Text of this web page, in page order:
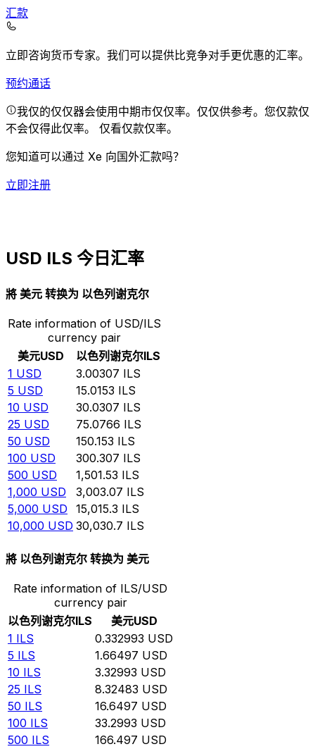
汇款
立即咨询货币专家。 我们可以提供比竞争对手更优惠的汇率。
预约通话
我仅的仅仅器会使用中期市仅仅率。仅仅供参考。您仅款仅
不会仅得此仅率。 仅看仅款仅率。
您知道可以通过 Xe 向国外汇款吗？
立即注册
USD ILS 今日汇率
將 美元 转换为 以色列谢克尔
Rate information of USD/ILS
currency pair
美元USD 以色列谢克尔ILS
1 USD 3.00307 ILS
5 USD 15.0153 ILS
10 USD 30.0307 ILS
25 USD 75.0766 ILS
50 USD 150.153 ILS
100 USD 300.307 ILS
500 USD 1,501.53 ILS
1,000 USD 3,003.07 ILS
5,000 USD 15,015.3 ILS
10,000 USD 30,030.7 ILS
將 以色列谢克尔 转换为 美元
Rate information of ILS/USD
currency pair
以色列谢克尔ILS 美元USD
1 ILS 0.332993 USD
5 ILS 1.66497 USD
10 ILS 3.32993 USD
25 ILS 8.32483 USD
50 ILS 16.6497 USD
100 ILS 33.2993 USD
500 ILS 166.497 USD